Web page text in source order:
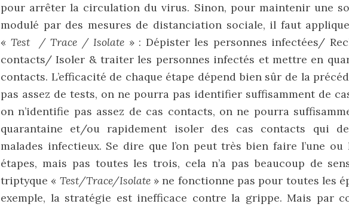
pour arrêter la circulation du virus. Sinon, pour maintenir une
modulé par des mesures de distanciation sociale, il faut
« Test / Trace / Isolate » : Dépister les personnes infectées/
contacts/ Isoler & traiter les personnes infectés et mettre en
contacts. L’efficacité de chaque étape dépend bien sûr de la
pas assez de tests, on ne pourra pas identifier suffisamment de
on n’identifie pas assez de cas contacts, on ne pourra
quarantaine et/ou rapidement isoler des cas contacts qui
malades infectieux. Se dire que l’on peut très bien faire l’une ou
étapes, mais pas toutes les trois, cela n’a pas beaucoup de
triptyque « Test/Trace/Isolate» ne fonctionne pas pour toutes les
exemple, la stratégie est inefficace contre la grippe. Mais par